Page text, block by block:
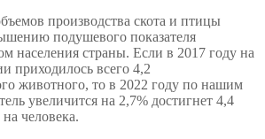
производства скота и птицы
подушевого показателя
населения страны. Если в 2017 году на
приходилось всего 4,2
животного, то в 2022 году по нашим
увеличится на 2,7% достигнет 4,4
человека.